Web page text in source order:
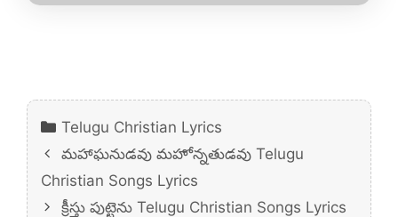
Categories
Telugu Christian Lyrics
మహాఘనుడవు మహోన్నతుడవు Telugu
Christian Songs Lyrics
క్రీస్తు పుట్టెను Telugu Christian Songs Lyrics